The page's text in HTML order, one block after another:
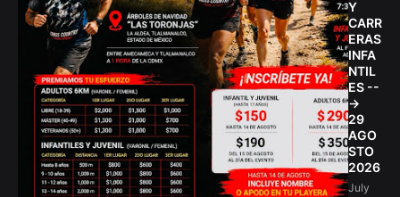
Y
CARR
ERAS
INFA
NTIL
ES --
->
29
AGO
STO
2026
July